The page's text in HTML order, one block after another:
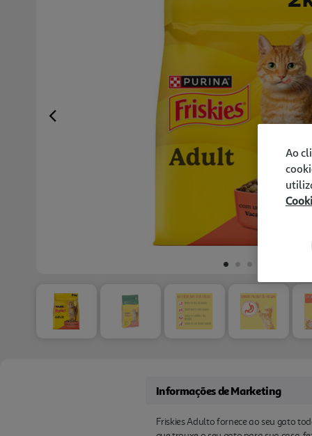
Previous
Informações de Marketing
Friskies Adulto fornece ao seu gato
Ao